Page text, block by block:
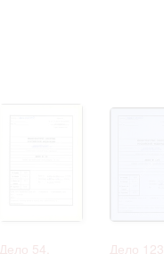
Дело 54.
Дело